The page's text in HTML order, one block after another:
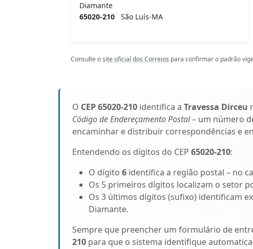
Diamante
65020-210 São Luís-MA
Consulte osite oficial dos Correios para confirmar o padrão
O CEP 65020-210 identifica a Travessa Dirceu
Código de Endereçamento Postal– um número
encaminhar e distribuir correspondências e
Entendendo os dígitos do CEP 65020-210:
O dígito 6 identifica a região postal – no
Os 5 primeiros dígitos localizam o setor
Os 3 últimos dígitos (sufixo) identificam
Diamante.
Sempre que preencher um formulário de
210 para que o sistema identifique